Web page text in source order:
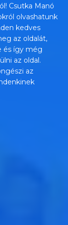
Csutka Manó
olvashatunk
kedves
az oldalát,
és így még
az oldal.
az